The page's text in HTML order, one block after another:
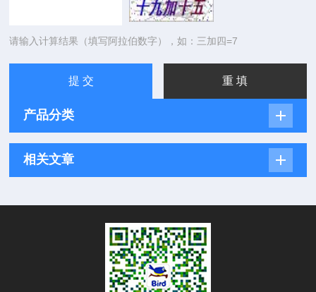
请输入计算结果（填写阿拉伯数字），如：三加四=7
产品分类
相关文章